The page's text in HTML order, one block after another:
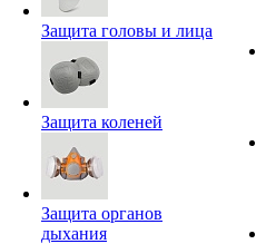
Защита головы и лица
Защита коленей
Защита органов
дыхания